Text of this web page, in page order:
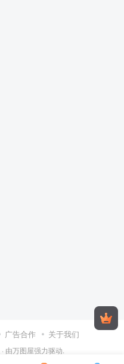
广告合作 关于我们
· 由万图屋强力驱动.